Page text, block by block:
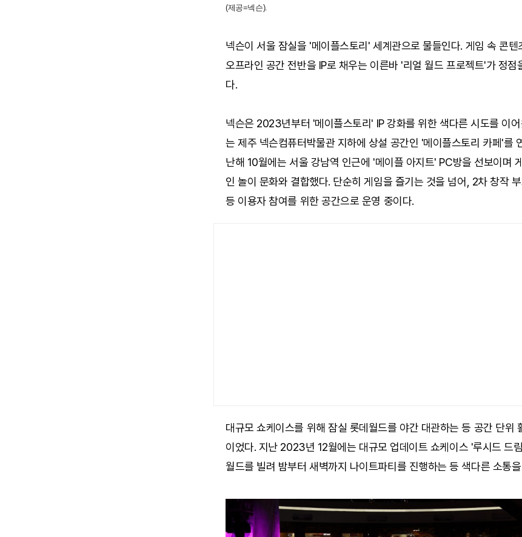
(제공=넥슨).
넥슨이 서울 잠실을 '메이플스토리' 세계관으로 물들인다. 게임 속 콘텐
오프라인 공간 전반을 IP로 채우는 이른바 '리얼 월드 프로젝트'가 정점
다.
넥슨은 2023년부터 '메이플스토리' IP 강화를 위한 색다른 시도를 이
는 제주 넥슨컴퓨터박물관 지하에 상설 공간인 '메이플스토리 카페'를
난해 10월에는 서울 강남역 인근에 '메이플 아지트' PC방을 선보이며
인 놀이 문화와 결합했다. 단순히 게임을 즐기는 것을 넘어, 2차 창작
등 이용자 참여를 위한 공간으로 운영 중이다.
대규모 쇼케이스를 위해 잠실 롯데월드를 야간 대관하는 등 공간 단위
이었다. 지난 2023년 12월에는 대규모 업데이트 쇼케이스 '루시드 드
월드를 빌려 밤부터 새벽까지 나이트파티를 진행하는 등 색다른 소통